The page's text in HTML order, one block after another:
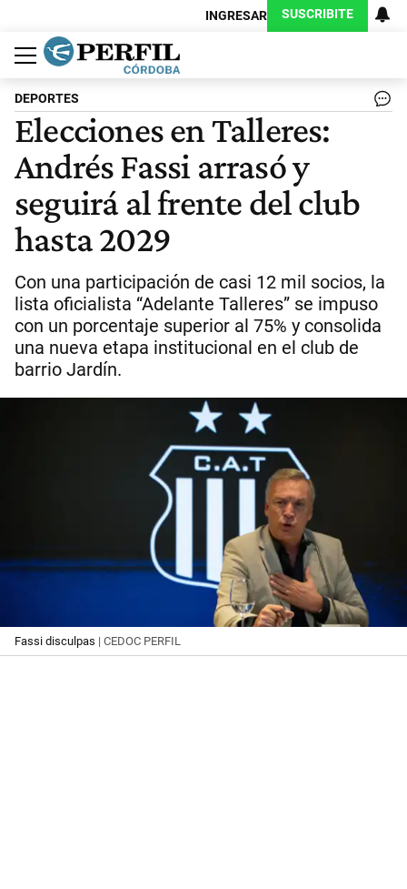
INGRESAR SUSCRIBITE
Política
Economía
Judiciales
Sociedad
Cultura
Espectáculos
Deportes
Protagonistas
DEPORTES
Elecciones en Talleres:
Andrés Fassi arrasó y
seguirá al frente del club
hasta 2029
Con una participación de casi 12 mil socios, la
lista oficialista “Adelante Talleres” se impuso
con un porcentaje superior al 75% y consolida
una nueva etapa institucional en el club de
barrio Jardín.
Fassi disculpas | CEDOC PERFIL